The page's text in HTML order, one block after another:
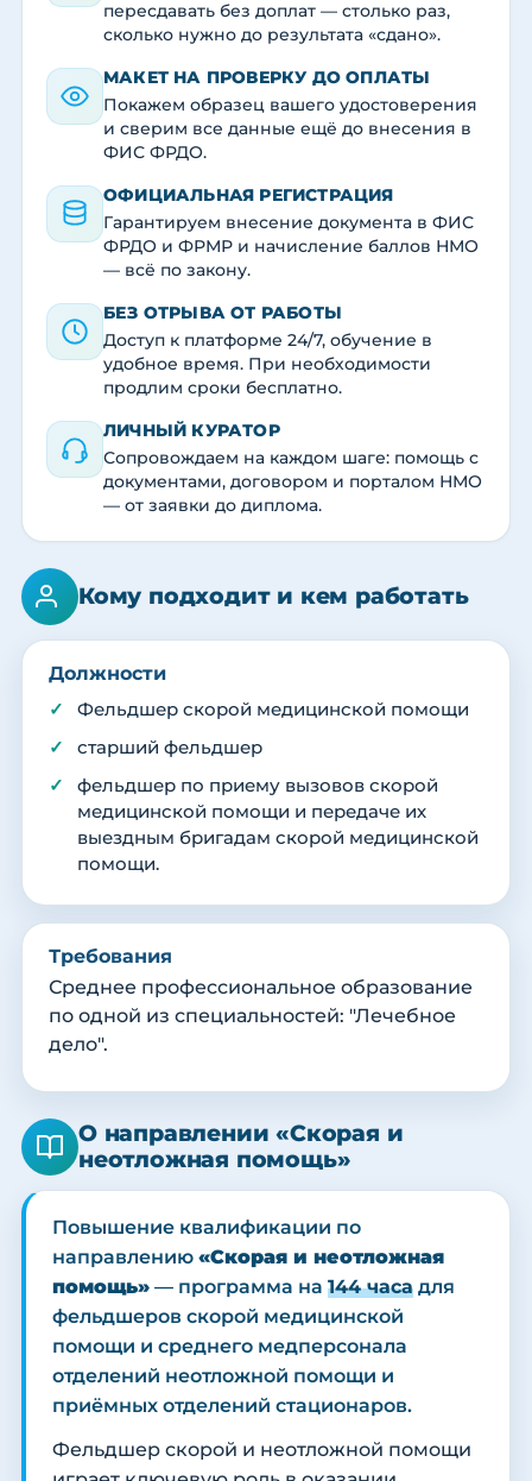
пересдавать без доплат — столько раз,
сколько нужно до результата «сдано».
МАКЕТ НА ПРОВЕРКУ ДО ОПЛАТЫ
Покажем образец вашего удостоверения
и сверим все данные ещё до внесения в
ФИС ФРДО.
ОФИЦИАЛЬНАЯ РЕГИСТРАЦИЯ
Гарантируем внесение документа в ФИС
ФРДО и ФРМР и начисление баллов НМО
— всё по закону.
БЕЗ ОТРЫВА ОТ РАБОТЫ
Доступ к платформе 24/7, обучение в
удобное время. При необходимости
продлим сроки бесплатно.
ЛИЧНЫЙ КУРАТОР
Сопровождаем на каждом шаге: помощь с
документами, договором и порталом НМО
— от заявки до диплома.
Кому подходит и кем работать
Должности
Фельдшер скорой медицинской помощи
старший фельдшер
фельдшер по приему вызовов скорой
медицинской помощи и передаче их
выездным бригадам скорой медицинской
помощи.
Требования
Среднее профессиональное образование
по одной из специальностей: "Лечебное
дело".
О направлении «Скорая и
неотложная помощь»
Повышение квалификации по
направлению «Скорая и неотложная
помощь» — программа на 144 часа для
фельдшеров скорой медицинской
помощи и среднего медперсонала
отделений неотложной помощи и
приёмных отделений стационаров.
Фельдшер скорой и неотложной помощи